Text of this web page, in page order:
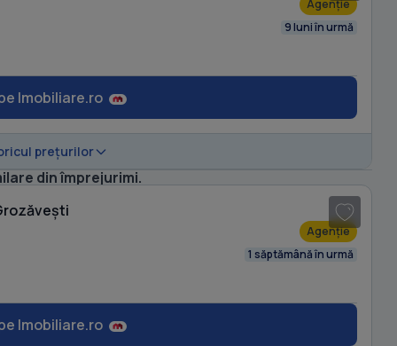
Agenție
9 luni în urmă
Imobiliare.ro
prețurilor
din împrejurimi.
Agenție
1 săptămână în urmă
Imobiliare.ro